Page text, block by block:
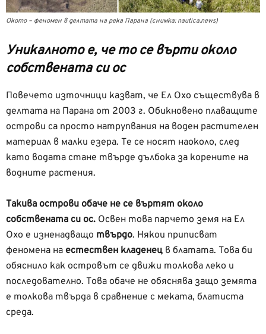
Окото – феномен в делтата на река Парана (снимка: nautica.news)
Уникалното е, че то се върти около
собствената си ос
Повечето източници казват, че Ел Охо съществува в
делтата на Парана от 2003 г. Обикновено плаващите
острови са просто натрупвания на воден растителен
материал в малки езера. Те се носят наоколо, след
като водата стане твърде дълбока за корените на
водните растения.
Такива острови обаче не се въртят около
собствената си ос. Освен това парчето земя на Ел
Охо е изненадващо твърдо. Някои приписват
феномена на естествен кладенец в блатата. Това би
обяснило как островът се движи толкова леко и
последователно. Това обаче не обяснява защо земята
е толкова твърда в сравнение с меката, блатиста
среда.